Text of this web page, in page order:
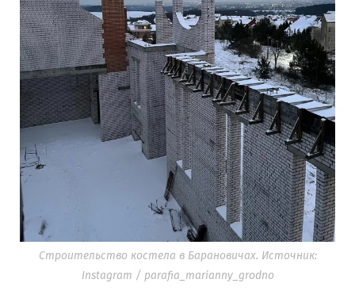
Строительство костела в Барановичах. Источник:
Instagram / parafia_marianny_grodno